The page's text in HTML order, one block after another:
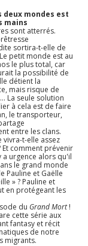
deux mondes est
mains
sont atterrés.
sortira-t-elle de
petit monde est au
le plus total, car
la possibilité de
détient la
mais risque de
La seule solution
à cela est de faire
le transporteur,
entre les clans.
vivra-t-elle assez
Et comment prévenir
a urgence alors qu'il
le grand monde
Pauline et Gaëlle
» ? Pauline et
en protégeant les
du Grand Mort!
cette série aux
fantasy et récit
de notre
migrants.